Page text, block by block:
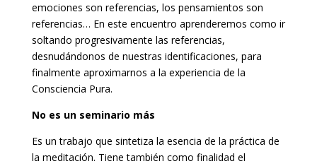
emociones son referencias, los pensamientos son
referencias… En este encuentro aprenderemos como ir
soltando progresivamente las referencias,
desnudándonos de nuestras identificaciones, para
finalmente aproximarnos a la experiencia de la
Consciencia Pura.
No es un seminario más
Es un trabajo que sintetiza la esencia de la práctica de
la meditación. Tiene también como finalidad el